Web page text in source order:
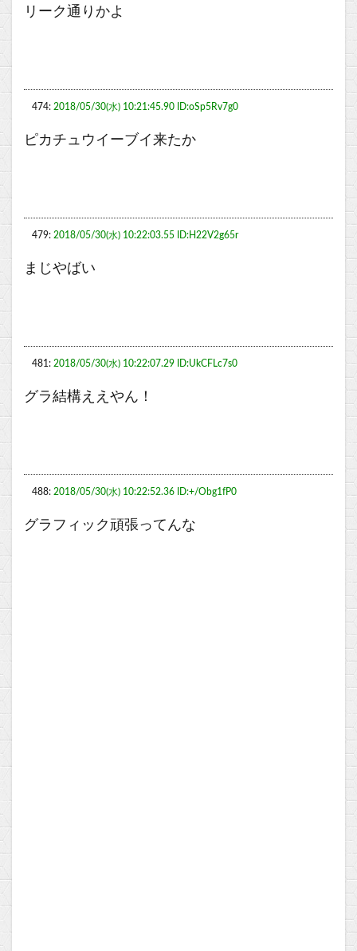
リーク通りかよ
474: 2018/05/30(水) 10:21:45.90 ID:oSp5Rv7g0
ピカチュウイーブイ来たか
479: 2018/05/30(水) 10:22:03.55 ID:H22V2g65r
まじやばい
481: 2018/05/30(水) 10:22:07.29 ID:UkCFLc7s0
グラ結構ええやん！
488: 2018/05/30(水) 10:22:52.36 ID:+/Obg1fP0
グラフィック頑張ってんな